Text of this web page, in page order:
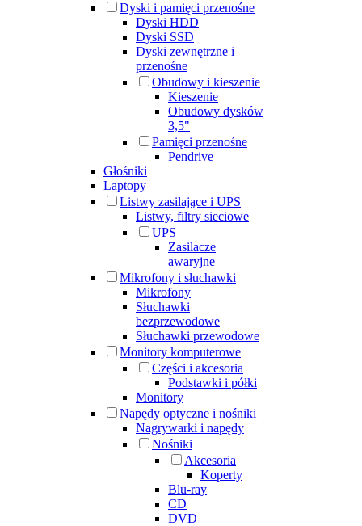
Dyski i pamięci przenośne
Dyski HDD
Dyski SSD
Dyski zewnętrzne i
przenośne
Obudowy i kieszenie
Kieszenie
Obudowy dysków
3,5"
Pamięci przenośne
Pendrive
Głośniki
Laptopy
Listwy zasilające i UPS
Listwy, filtry sieciowe
UPS
Zasilacze
awaryjne
Mikrofony i słuchawki
Mikrofony
Słuchawki
bezprzewodowe
Słuchawki przewodowe
Monitory komputerowe
Części i akcesoria
Podstawki i półki
Monitory
Napędy optyczne i nośniki
Nagrywarki i napędy
Nośniki
Akcesoria
Koperty
Blu-ray
CD
DVD